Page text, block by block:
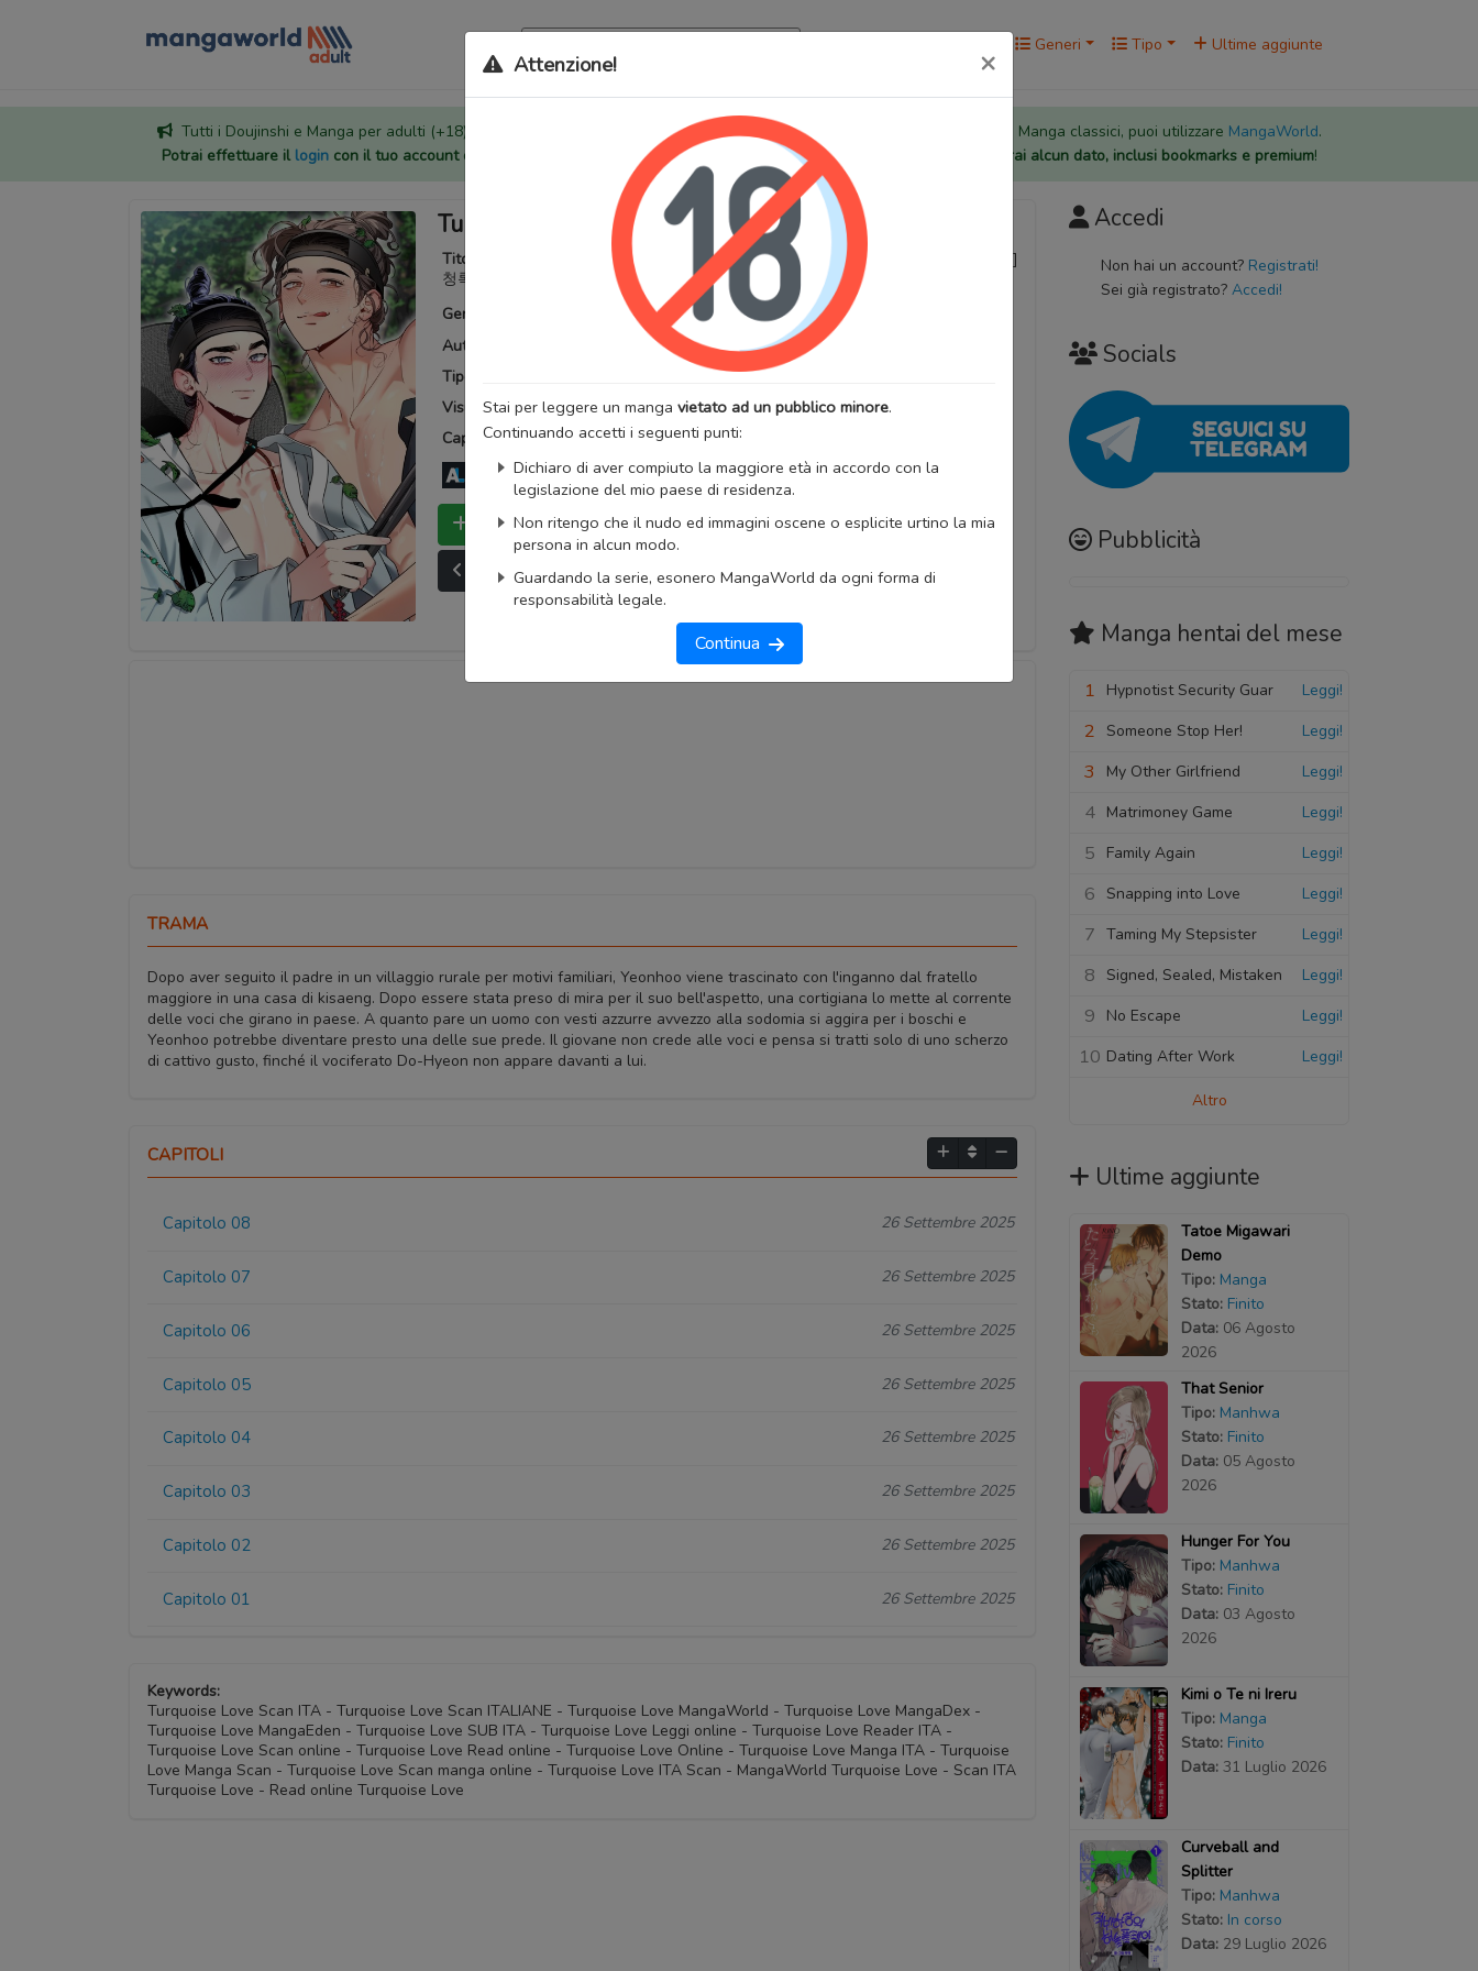
Generi Tipo Ultime aggiunte
Tutti i Doujinshi e Manga per adulti (+18) sono stati trasferiti sul nostro nuovo sito ( mangaworldadult.net ); invece, per i Manga classici, puoi utilizzare MangaWorld.
Potrai effettuare il logincon il tuo account di MangaWorld tutti i dati sono condivisitra i due siti, quindi non perderai alcun dato, inclusi bookmarks e premium!
Attenzione! ×
Stai per leggere un manga vietato ad un pubblico minore.
Continuando accetti i seguenti punti:
Dichiaro di aver compiuto la maggiore età in accordo con la
legislazione del mio paese di residenza.
Non ritengo che il nudo ed immagini oscene o esplicite urtino la mia
persona in alcun modo.
Guardando la serie, esonero MangaWorld da ogni forma di
responsabilità legale.
Continua
Turquoise Love
Titoli alternativi:
[Ssangbang Uldyul Anthology] Turquoise Love, [쌍방울뎐 단편선]
청록연가, 청록연가
Generi:
Drammatico Fantasy Storico Romantico Yaoi
Autore: Artista:
Dosak
Tipo:
Stato:
Visualizzazioni:9782 Anno di uscita:2023
Capitoli totali:8
AniList
MangaUpdates
Bookmark Lista capitoli
Segnala problema
Ultimo capitolo
Primo capitolo
TRAMA
Dopo aver seguito il padre in un villaggio rurale per motivi familiari, Yeonhoo viene trascinato con l'inganno dal fratello
maggiore in una casa di kisaeng. Dopo essere stata preso di mira per il suo bell'aspetto, una cortigiana lo mette al corrente
delle voci che girano in paese. A quanto pare un uomo con vesti azzurre avvezzo alla sodomia si aggira per i boschi e
Yeonhoo potrebbe diventare presto una delle sue prede. Il giovane non crede alle voci e pensa si tratti solo di uno scherzo
di cattivo gusto, finché il vociferato Do-Hyeon non appare davanti a lui.
CAPITOLI
Capitolo 08 26 Settembre 2025
Capitolo 07 26 Settembre 2025
Capitolo 06 26 Settembre 2025
Capitolo 05 26 Settembre 2025
Capitolo 04 26 Settembre 2025
Capitolo 03 26 Settembre 2025
Capitolo 02 26 Settembre 2025
Capitolo 01 26 Settembre 2025
Keywords:
Turquoise Love Scan ITA - Turquoise Love Scan ITALIANE - Turquoise Love MangaWorld - Turquoise Love MangaDex -
Turquoise Love MangaEden - Turquoise Love SUB ITA - Turquoise Love Leggi online - Turquoise Love Reader ITA -
Turquoise Love Scan online - Turquoise Love Read online - Turquoise Love Online - Turquoise Love Manga ITA - Turquoise
Love Manga Scan - Turquoise Love Scan manga online - Turquoise Love ITA Scan - MangaWorld Turquoise Love - Scan ITA
Turquoise Love - Read online Turquoise Love
Accedi
Non hai un account? Registrati!
Sei già registrato? Accedi!
Socials
Pubblicità
Manga hentai del mese
1 Hypnotist Security Guar Leggi!
2 Someone Stop Her! Leggi!
3 My Other Girlfriend Leggi!
4 Matrimoney Game Leggi!
5 Family Again Leggi!
6 Snapping into Love Leggi!
7 Taming My Stepsister Leggi!
8 Signed, Sealed, Mistaken Leggi!
9 No Escape Leggi!
10 Dating After Work Leggi!
Altro
Ultime aggiunte
Tatoe Migawari
Demo
Tipo: Manga
Stato: Finito
Data: 06 Agosto
2026
That Senior
Tipo: Manhwa
Stato: Finito
Data: 05 Agosto
2026
Hunger For You
Tipo: Manhwa
Stato: Finito
Data: 03 Agosto
2026
Kimi o Te ni Ireru
Tipo: Manga
Stato: Finito
Data: 31 Luglio 2026
Curveball and
Splitter
Tipo: Manhwa
Stato: In corso
Data: 29 Luglio 2026